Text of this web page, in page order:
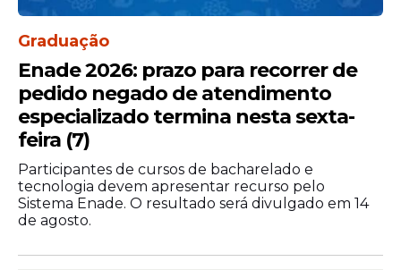
Graduação
Enade 2026: prazo para recorrer de
pedido negado de atendimento
especializado termina nesta sexta-
feira (7)
Participantes de cursos de bacharelado e
tecnologia devem apresentar recurso pelo
Sistema Enade. O resultado será divulgado em 14
de agosto.